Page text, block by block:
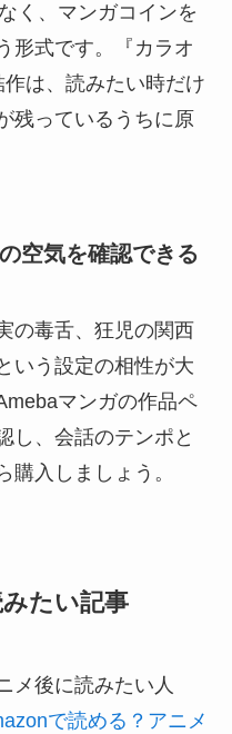
く、マンガコインを
形式です。『カラオ
は、読みたい時だけ
残っているうちに原
空気を確認できる
の毒舌、狂児の関西
いう設定の相性が大
マンガの作品ペ
し、会話のテンポと
購入しましょう。
たい記事
メ後に読みたい人
で読める？アニメ